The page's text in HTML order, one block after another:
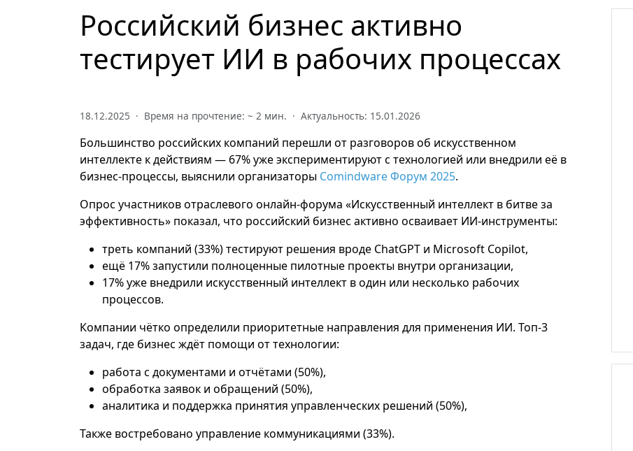
Российский бизнес активно
тестирует ИИ в рабочих процессах
18.12.2025 · Время на прочтение: ~ 2 мин. · Актуальность: 15.01.2026
Большинство российских компаний перешли от разговоров об искусственном
интеллекте к действиям — 67% уже экспериментируют с технологией или внедрили её в
бизнес-процессы, выяснили организаторы Comindware Форум 2025.
Опрос участников отраслевого онлайн-форума «Искусственный интеллект в битве за
эффективность» показал, что российский бизнес активно осваивает ИИ-инструменты:
треть компаний (33%) тестируют решения вроде ChatGPT и Microsoft Copilot,
ещё 17% запустили полноценные пилотные проекты внутри организации,
17% уже внедрили искусственный интеллект в один или несколько рабочих
процессов.
Компании чётко определили приоритетные направления для применения ИИ. Топ-3
задач, где бизнес ждёт помощи от технологии:
работа с документами и отчётами (50%),
обработка заявок и обращений (50%),
аналитика и поддержка принятия управленческих решений (50%),
Также востребовано управление коммуникациями (33%).